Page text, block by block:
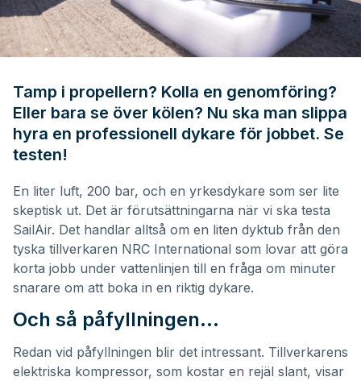
minutes,
seconds
Tamp i propellern? Kolla en genomföring?
Eller bara se över kölen? Nu ska man slippa
hyra en professionell dykare för jobbet. Se
testen!
En liter luft, 200 bar, och en yrkesdykare som ser lite
skeptisk ut. Det är förutsättningarna när vi ska testa
SailAir. Det handlar alltså om en liten dyktub från den
tyska tillverkaren NRC International som lovar att göra
korta jobb under vattenlinjen till en fråga om minuter
snarare om att boka in en riktig dykare.
Och så påfyllningen…
Redan vid påfyllningen blir det intressant. Tillverkarens
elektriska kompressor, som kostar en rejäl slant, visar